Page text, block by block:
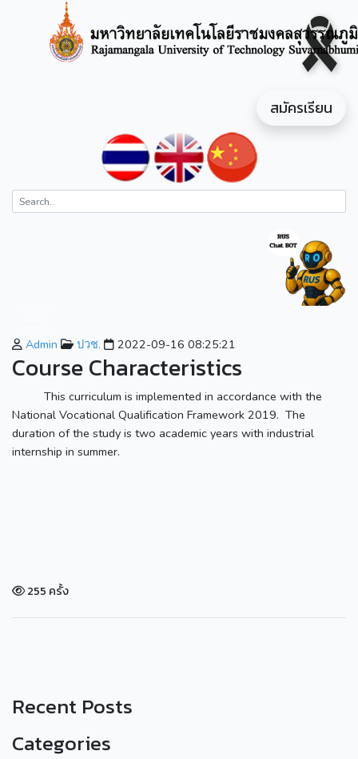
สมัครเรียน
Admin ปวช. 2022-09-16 08:25:21
Course Characteristics
This curriculum is implemented in accordance with the
National Vocational Qualification Framework 2019. The
duration of the study is two academic years with industrial
internship in summer.
255 ครั้ง
Recent Posts
Categories